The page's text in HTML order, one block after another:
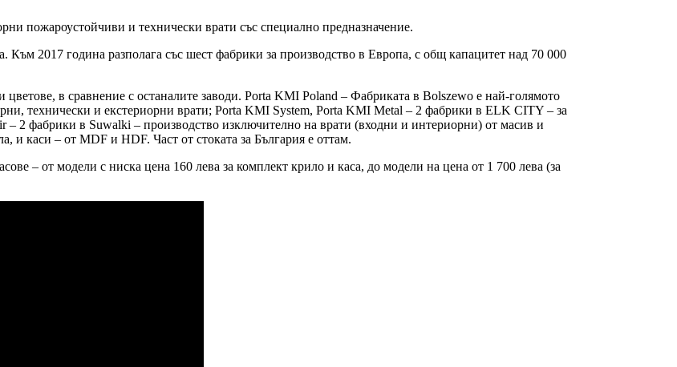
пожароустойчиви и технически врати със специално предназначение.
2017 година разполага със шест фабрики за производство в Европа, с общ капацитет над 70 000
в сравнение с останалите заводи. Porta KMI Poland – Фабриката в Bolszewo е най-голямото
технически и екстериорни врати; Porta KMI System, Porta KMI Metal – 2 фабрики в ELK CITY – за
2 фабрики в Suwalki – производство изключително на врати (входни и интериорни) от масив и
каси – от MDF и HDF. Част от стоката за България е оттам.
– от модели с ниска цена 160 лева за комплект крило и каса, до модели на цена от 1 700 лева (за